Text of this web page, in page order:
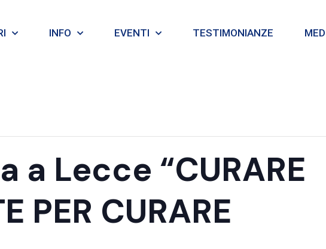
INFO EVENTI TESTIMONIANZE
a Lecce “CURARE
PER CURARE